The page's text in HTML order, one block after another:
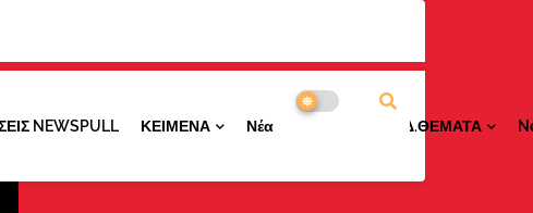
NEWSPULL ΚΕΙΜΕΝΑ ΝέαΠΕΡΙΟΧΩΝ ΕΙΔ.ΘΕΜΑΤΑ